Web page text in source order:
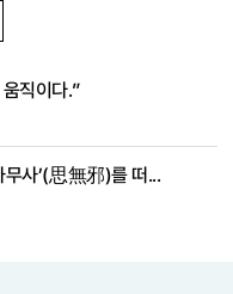
직이다.”
무사’(思無邪)를 떠...